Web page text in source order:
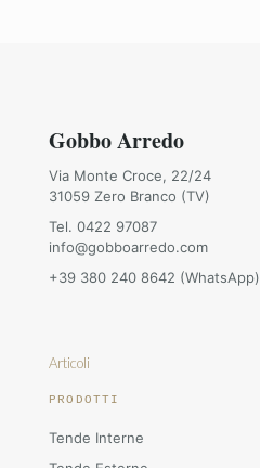
Gobbo Arredo
Via Monte Croce, 22/24
31059 Zero Branco (TV)
Tel. 0422 97087
info@gobboarredo.com
+39 380 240 8642 (WhatsApp)
Articoli
PRODOTTI
Tende Interne